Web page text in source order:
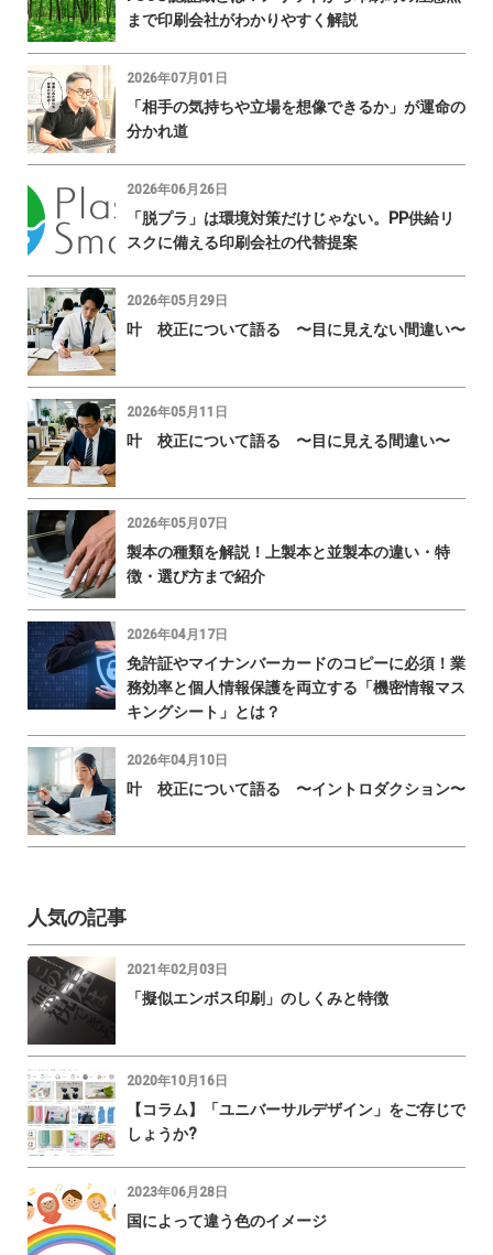
まで印刷会社がわかりやすく解説
2026年07月01日
「相手の気持ちや立場を想像できるか」が運命の
分かれ道
2026年06月26日
「脱プラ」は環境対策だけじゃない。PP供給リ
スクに備える印刷会社の代替提案
2026年05月29日
叶 校正について語る 〜目に見えない間違い〜
2026年05月11日
叶 校正について語る 〜目に見える間違い〜
2026年05月07日
製本の種類を解説！上製本と並製本の違い・特
徴・選び方まで紹介
2026年04月17日
免許証やマイナンバーカードのコピーに必須！業
務効率と個人情報保護を両立する「機密情報マス
キングシート」とは？
2026年04月10日
叶 校正について語る 〜イントロダクション〜
人気の記事
2021年02月03日
「擬似エンボス印刷」のしくみと特徴
2020年10月16日
【コラム】「ユニバーサルデザイン」をご存じで
しょうか?
2023年06月28日
国によって違う色のイメージ